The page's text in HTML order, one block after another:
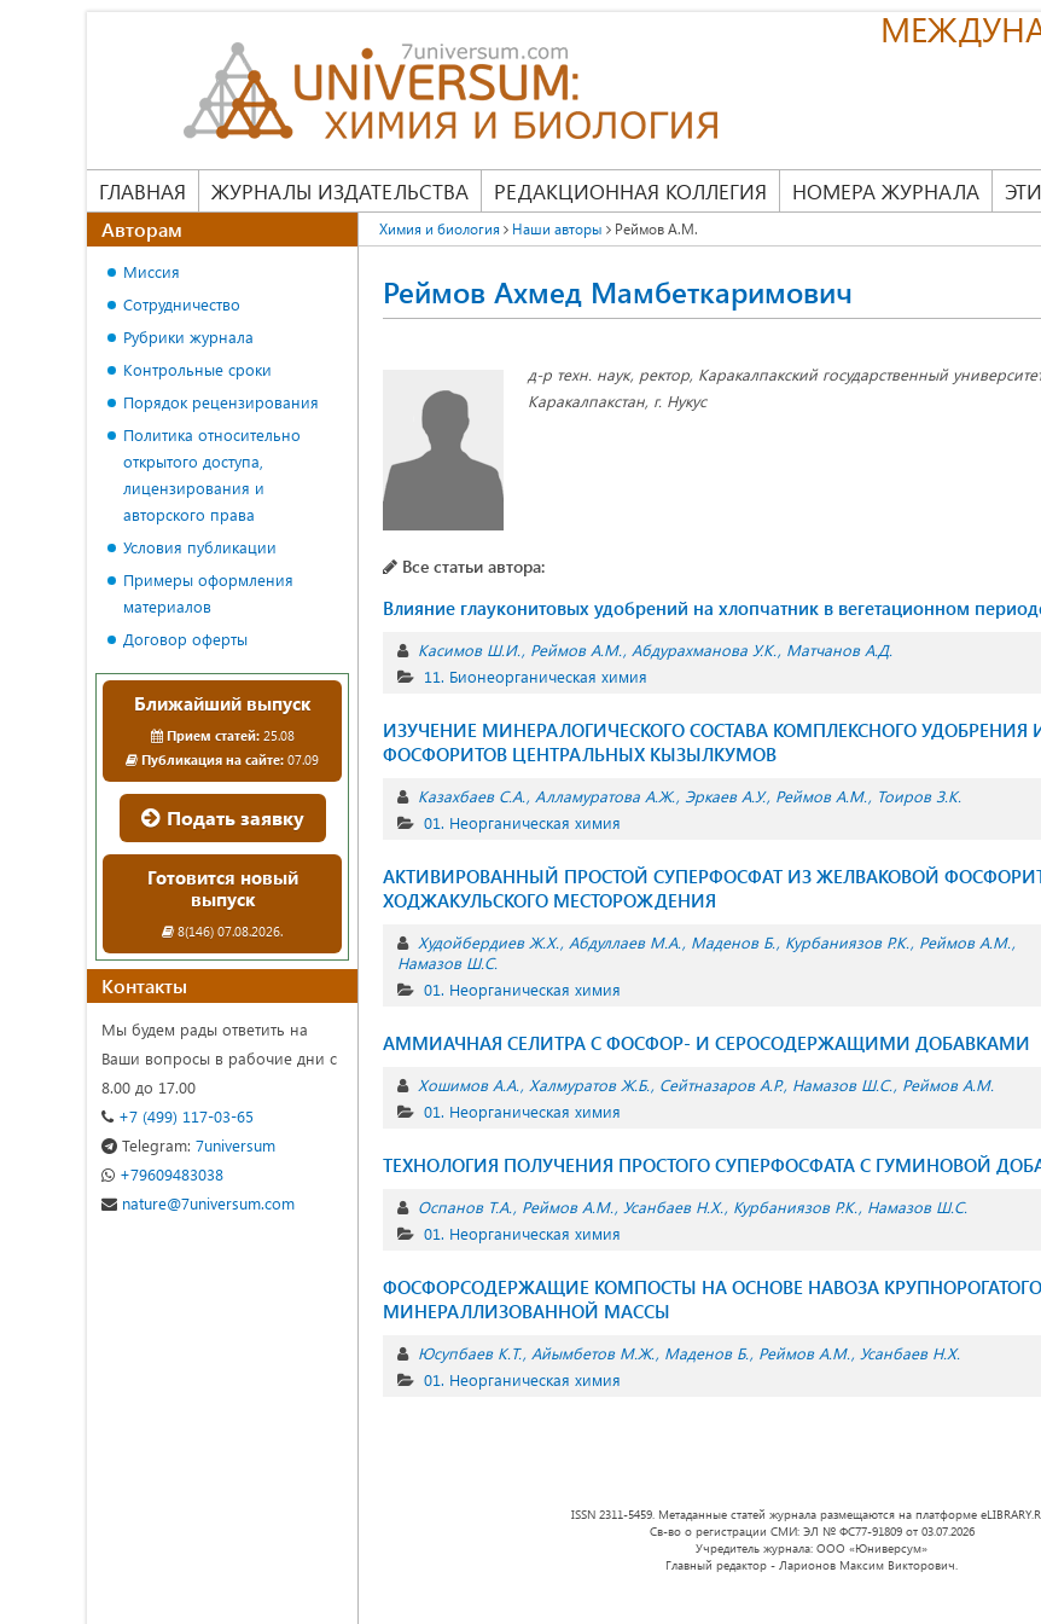
ГЛАВНАЯ ЖУРНАЛЫ ИЗДАТЕЛЬСТВА РЕДАКЦИОННАЯ КОЛЛЕГИЯ НОМЕРА ЖУРНАЛА
Химия и биология Наши авторы Реймов А.М.
Реймов Ахмед Мамбеткаримович
д-р техн. наук, ректор, Каракалпакский государственный
Каракалпакстан, г. Нукус
Все статьи автора:
Влияние глауконитовых удобрений на хлопчатник в вегетационном
Касимов Ш.И. Реймов А.М. Абдурахманова У.К. Матчанов А.Д.
11. Бионеорганическая химия
ИЗУЧЕНИЕ МИНЕРАЛОГИЧЕСКОГО СОСТАВА КОМПЛЕКСНОГО УДОБРЕНИЯ
ФОСФОРИТОВ ЦЕНТРАЛЬНЫХ КЫЗЫЛКУМОВ
Казахбаев С.А. Алламуратова А.Ж. Эркаев А.У. Реймов А.М. Тоиров З.К.
01. Неорганическая химия
АКТИВИРОВАННЫЙ ПРОСТОЙ СУПЕРФОСФАТ ИЗ ЖЕЛВАКОВОЙ
ХОДЖАКУЛЬСКОГО МЕСТОРОЖДЕНИЯ
Худойбердиев Ж.Х. Абдуллаев М.А. Маденов Б. Курбаниязов Р.К. Реймов А.М.
Намазов Ш.С.
01. Неорганическая химия
АММИАЧНАЯ СЕЛИТРА С ФОСФОР- И СЕРОСОДЕРЖАЩИМИ ДОБАВКАМИ
Хошимов А.А. Халмуратов Ж.Б. Сейтназаров А.Р. Намазов Ш.С. Реймов А.М.
01. Неорганическая химия
ТЕХНОЛОГИЯ ПОЛУЧЕНИЯ ПРОСТОГО СУПЕРФОСФАТА С ГУМИНОВОЙ
Оспанов Т.А. Реймов А.М. Усанбаев Н.Х. Курбаниязов Р.К. Намазов Ш.С.
01. Неорганическая химия
ФОСФОРСОДЕРЖАЩИЕ КОМПОСТЫ НА ОСНОВЕ НАВОЗА КРУПНОРОГАТОГО
МИНЕРАЛЛИЗОВАННОЙ МАССЫ
Юсупбаев К.Т. Айымбетов М.Ж. Маденов Б. Реймов А.М. Усанбаев Н.Х.
01. Неорганическая химия
ISSN 2311-5459. Метаданные статей журнала размещаются на платформе
Св-во о регистрации СМИ: ЭЛ № ФС77-91809 от 03.07.2026
Учредитель журнала: ООО «Юниверсум»
Главный редактор - Ларионов Максим Викторович.
Авторам
Миссия
Сотрудничество
Рубрики журнала
Контрольные сроки
Порядок рецензирования
Политика относительно
открытого доступа,
лицензирования и
авторского права
Условия публикации
Примеры оформления
материалов
Договор оферты
Ближайший выпуск
Прием статей:25.08
Публикация на сайте: 07.09
Подать заявку
Готовится новый
выпуск
8(146) 07.08.2026.
Контакты
Мы будем рады ответить на
Ваши вопросы в рабочие дни с
8.00 до 17.00
+7 (499) 117-03-65
Telegram: 7universum
+79609483038
nature@7universum.com